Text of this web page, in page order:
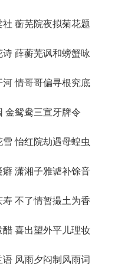
蘅芜院夜拟菊花题
薛蘅芜讽和螃蟹咏
情哥哥偏寻根究底
金鸳鸯三宣牙牌令
怡红院劫遇母蝗虫
潇湘子雅谑补馀音
不了情暂撮土为香
喜出望外平儿理妆
风雨夕闷制风雨词